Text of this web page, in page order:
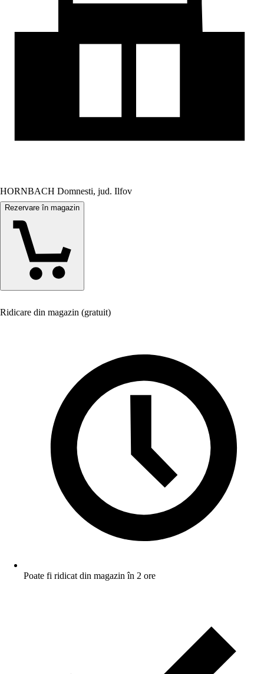
HORNBACH Domnesti, jud. Ilfov
Rezervare în magazin
Ridicare din magazin (gratuit)
Poate fi ridicat din magazin în 2 ore